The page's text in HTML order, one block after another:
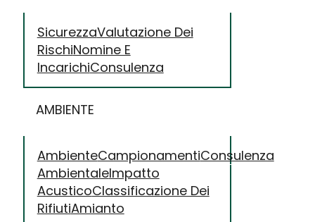
SicurezzaValutazione Dei
RischiNomine E
IncarichiConsulenza
AMBIENTE
AmbienteCampionamentiConsulenza
AmbientaleImpatto
AcusticoClassificazione Dei
RifiutiAmianto